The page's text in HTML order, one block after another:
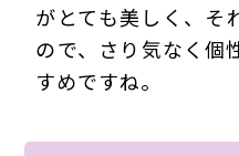
がとても美しく、そ
ので、さり気なく個
すめですね。